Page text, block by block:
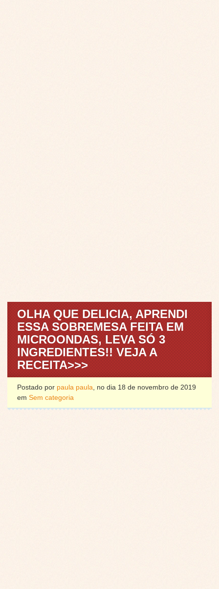
OLHA QUE DELICIA, APRENDI
ESSA SOBREMESA FEITA EM
MICROONDAS, LEVA SÓ 3
INGREDIENTES!! VEJA A
RECEITA>>>
Postado por paula paula, no dia 18 de novembro de 2019
em Sem categoria